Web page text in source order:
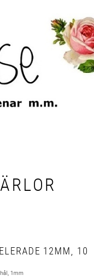
12MM, 10
1mm